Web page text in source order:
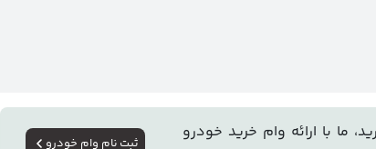
ما با ارائه وام خرید خودرو
ثبت نام وام خودرو